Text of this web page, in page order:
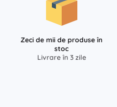
Zeci de mii de produse în
stoc
Livrare în 3 zile